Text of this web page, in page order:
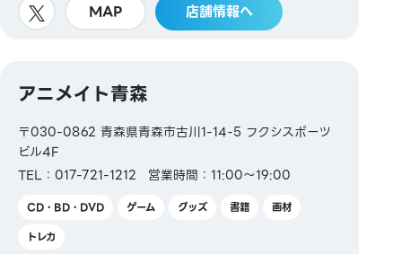
MAP 店舗情報へ
アニメイト青森
〒030-0862 青森県青森市古川1-14-5 フクシスポーツ
ビル4F
TEL：017-721-1212
営業時間：11:00～19:00
CD・BD・DVD ゲーム グッズ 書籍
画材
トレカ